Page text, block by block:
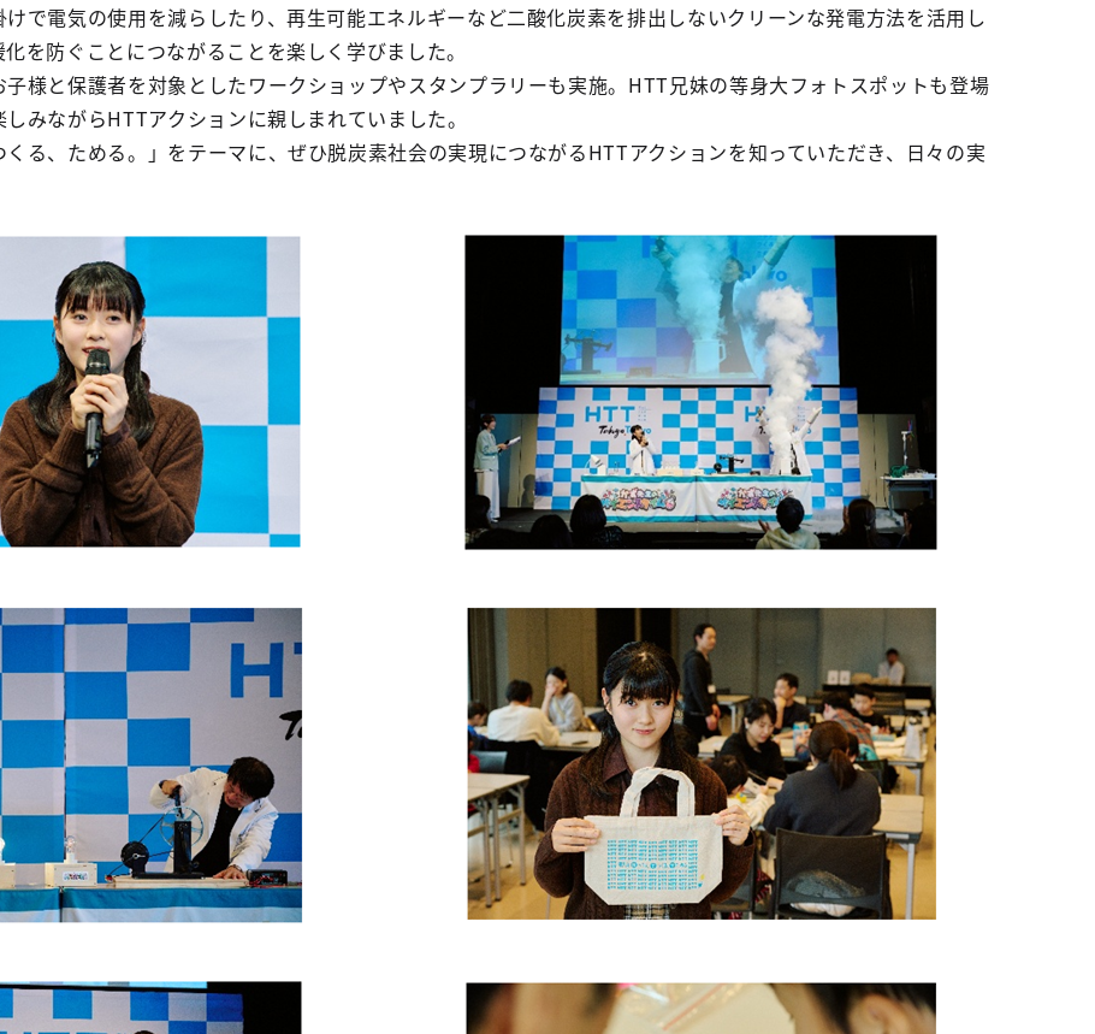
で電気の使用を減らしたり、再生可能エネルギーなど二酸化炭素を排出しないクリーンな発電方法を活用し
を防ぐことにつながることを楽しく学びました。
様と保護者を対象としたワークショップやスタンプラリーも実施。HTT兄妹の等身大フォトスポットも登場
みながらHTTアクションに親しまれていました。
る、ためる。」をテーマに、ぜひ脱炭素社会の実現につながるHTTアクションを知っていただき、日々の実